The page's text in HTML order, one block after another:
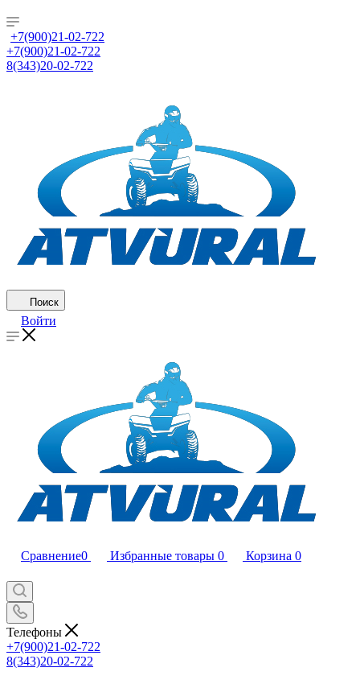
+7(900)21-02-722
+7(900)21-02-722
8(343)20-02-722
Поиск
Войти
Сравнение0 Избранные товары 0 Корзина 0
Телефоны
+7(900)21-02-722
8(343)20-02-722